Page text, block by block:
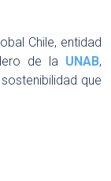
Chile, entidad
de la UNAB,
que